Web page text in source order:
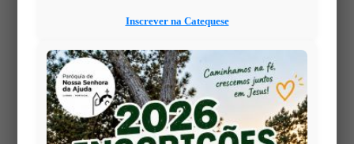
Inscrever na Catequese